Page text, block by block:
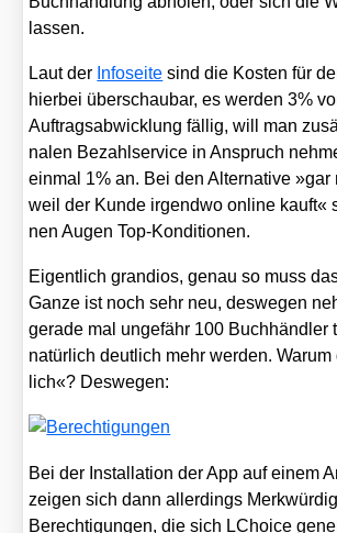
las­sen.
Laut der Info­sei­te sind die Kos­ten für
hier­bei über­schau­bar, es wer­den 3%
Auf­trags­ab­wick­lung fäl­lig, will man
na­len Bezahl­ser­vice in Anspruch
ein­mal 1% an. Bei den Alter­na­ti­ve »gar
weil der Kun­de irgend­wo online kauft«
nen Augen Top-Kon­di­tio­nen.
Eigent­lich gran­di­os, genau so muss
Gan­ze ist noch sehr neu, des­we­gen
gera­de mal unge­fähr 100 Buch­händ­ler
natür­lich deut­lich mehr wer­den.
lich«? Des­we­gen:
Bei der Instal­la­ti­on der App auf einem
zei­gen sich dann aller­dings
Berech­ti­gun­gen, die sich LChoice